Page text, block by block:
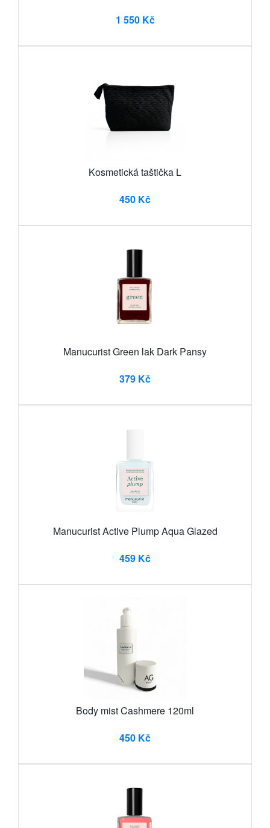
1 550 Kč
Kosmetická taštička L
450 Kč
Manucurist Green lak Dark Pansy
379 Kč
Manucurist Active Plump Aqua Glazed
459 Kč
Body mist Cashmere 120ml
450 Kč